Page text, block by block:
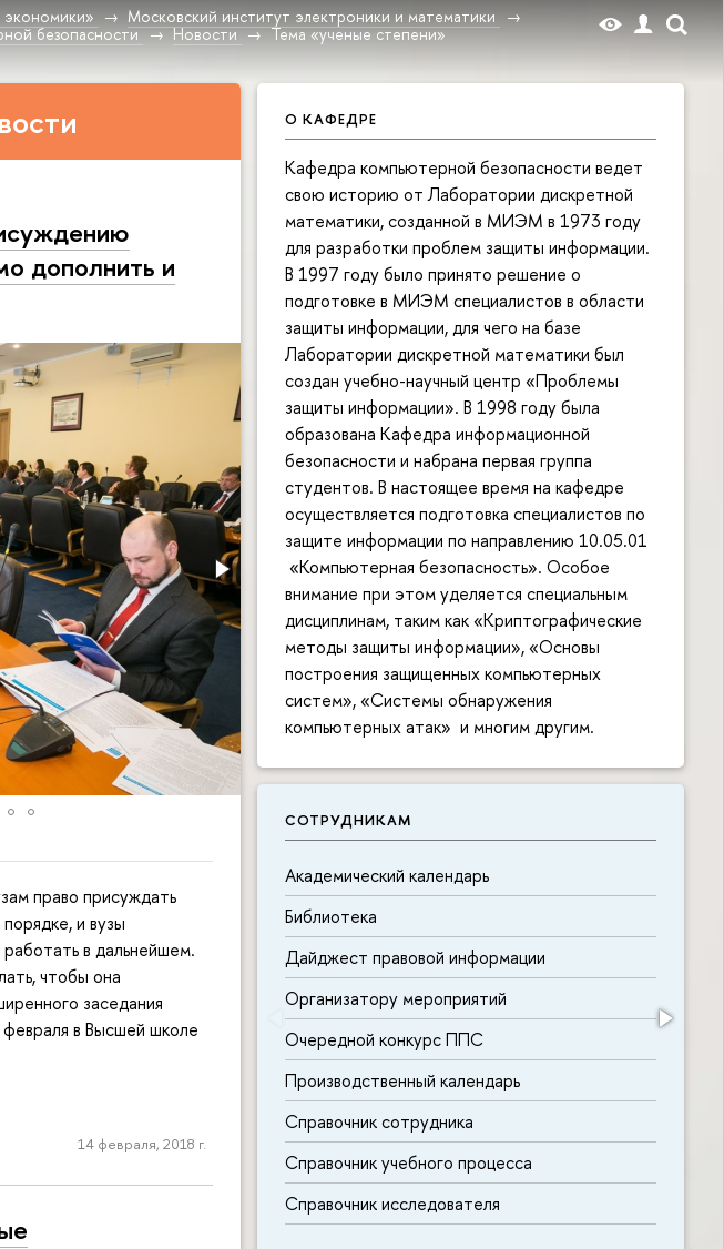
экономики»
Московский институт электроники и математики
безопасности Новости Тема «ученые степени»
О КАФЕДРЕ
Кафедра компьютерной безопасности ведет
свою историю от Лаборатории дискретной
математики, созданной в МИЭМ в 1973 году
для разработки проблем защиты информации.
В 1997 году было принято решение о
подготовке в МИЭМ специалистов в области
защиты информации, для чего на базе
Лаборатории дискретной математики был
создан учебно-научный центр «Проблемы
защиты информации». В 1998 году была
образована Кафедра информационной
безопасности и набрана первая группа
студентов. В настоящее время на кафедре
осуществляется подготовка специалистов по
защите информации по направлению 10.05.01
«Компьютерная безопасность». Особое
внимание при этом уделяется специальным
дисциплинам, таким как «Криптографические
методы защиты информации», «Основы
построения защищенных компьютерных
систем», «Системы обнаружения
компьютерных атак» и многим другим.
СОТРУДНИКАМ
Академический календарь
Библиотека
Дайджест правовой информации
Организатору мероприятий
Очередной конкурс ППС
Производственный календарь
Справочник сотрудника
Справочник учебного процесса
Справочник исследователя
дополнить и
право присуждать
и вузы
в дальнейшем.
чтобы она
заседания
в Высшей школе
14 февраля, 2018 г.